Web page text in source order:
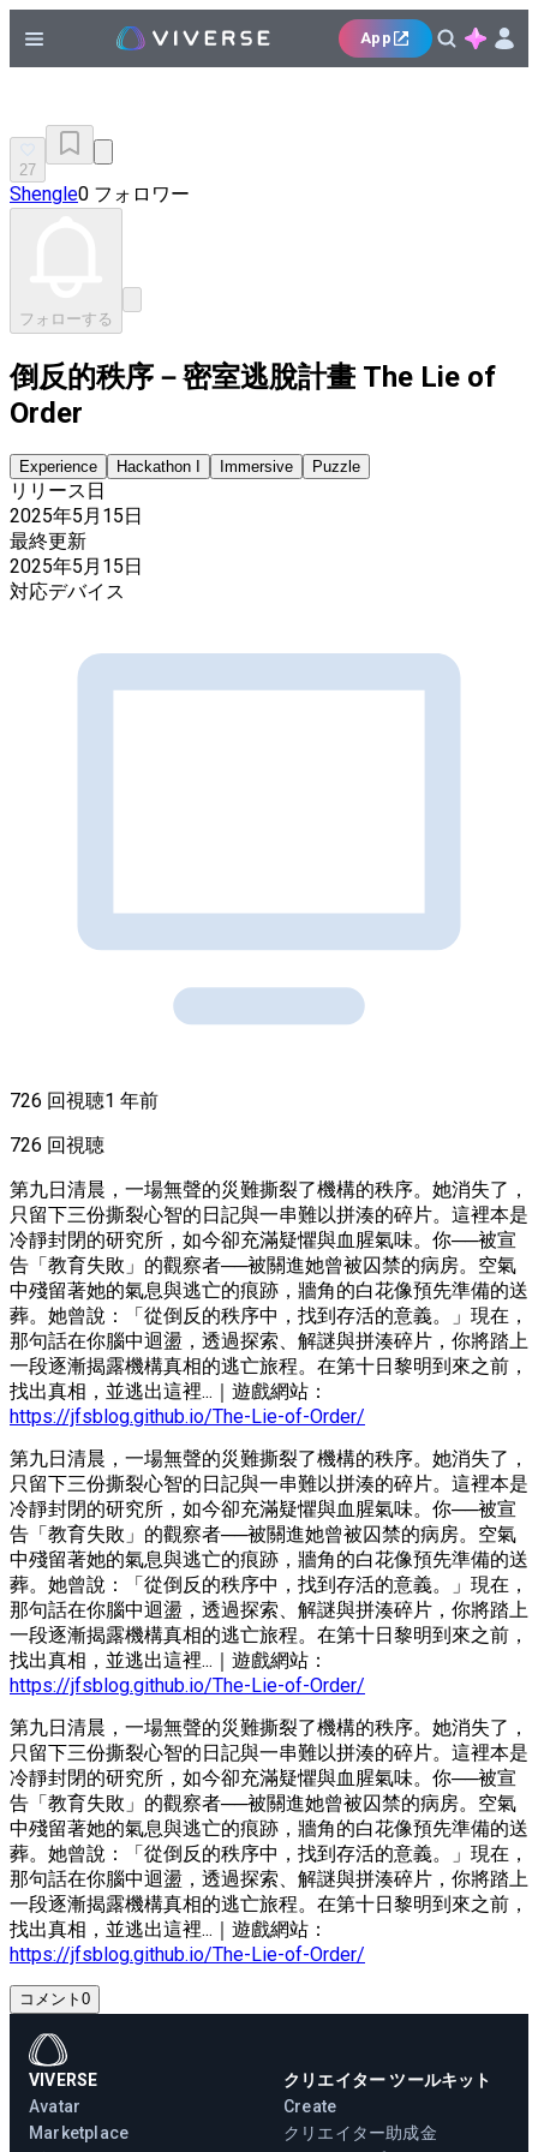
App
27
Shengle0 フォロワー
フォローする
倒反的秩序－密室逃脫計畫 The Lie of
Order
Experience Hackathon I Immersive Puzzle
リリース日
2025年5月15日
最終更新
2025年5月15日
対応デバイス
726 回視聴1 年前
726 回視聴
第九日清晨，一場無聲的災難撕裂了機構的秩序。她消失了，
只留下三份撕裂心智的日記與一串難以拼湊的碎片。這裡本是
冷靜封閉的研究所，如今卻充滿疑懼與血腥氣味。你──被宣
告「教育失敗」的觀察者──被關進她曾被囚禁的病房。空氣
中殘留著她的氣息與逃亡的痕跡，牆角的白花像預先準備的送
葬。她曾說：「從倒反的秩序中，找到存活的意義。」現在，
那句話在你腦中迴盪，透過探索、解謎與拼湊碎片，你將踏上
一段逐漸揭露機構真相的逃亡旅程。在第十日黎明到來之前，
找出真相，並逃出這裡...｜遊戲網站：
https://jfsblog.github.io/The-Lie-of-Order/
第九日清晨，一場無聲的災難撕裂了機構的秩序。她消失了，
只留下三份撕裂心智的日記與一串難以拼湊的碎片。這裡本是
冷靜封閉的研究所，如今卻充滿疑懼與血腥氣味。你──被宣
告「教育失敗」的觀察者──被關進她曾被囚禁的病房。空氣
中殘留著她的氣息與逃亡的痕跡，牆角的白花像預先準備的送
葬。她曾說：「從倒反的秩序中，找到存活的意義。」現在，
那句話在你腦中迴盪，透過探索、解謎與拼湊碎片，你將踏上
一段逐漸揭露機構真相的逃亡旅程。在第十日黎明到來之前，
找出真相，並逃出這裡...｜遊戲網站：
https://jfsblog.github.io/The-Lie-of-Order/
第九日清晨，一場無聲的災難撕裂了機構的秩序。她消失了，
只留下三份撕裂心智的日記與一串難以拼湊的碎片。這裡本是
冷靜封閉的研究所，如今卻充滿疑懼與血腥氣味。你──被宣
告「教育失敗」的觀察者──被關進她曾被囚禁的病房。空氣
中殘留著她的氣息與逃亡的痕跡，牆角的白花像預先準備的送
葬。她曾說：「從倒反的秩序中，找到存活的意義。」現在，
那句話在你腦中迴盪，透過探索、解謎與拼湊碎片，你將踏上
一段逐漸揭露機構真相的逃亡旅程。在第十日黎明到來之前，
找出真相，並逃出這裡...｜遊戲網站：
https://jfsblog.github.io/The-Lie-of-Order/
コメント 0
VIVERSE
Avatar
Marketplace
クリエイター ツールキット
Create
クリエイター助成金